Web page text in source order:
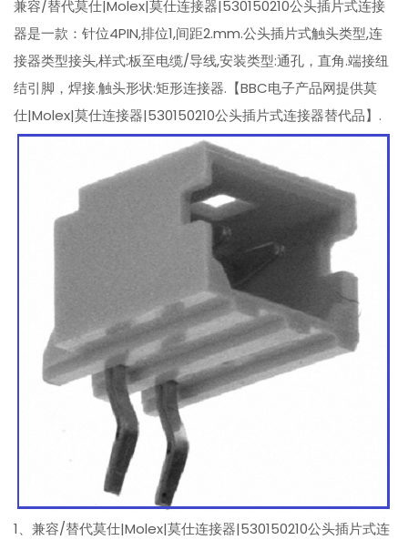
兼容/替代莫仕|Molex|莫仕连接器|530150210公头插片式连接
器是一款：针位4PIN,排位1,间距2.mm.公头插片式触头类型,连
接器类型接头,样式:板至电缆/导线,安装类型:通孔，直角.端接纽
结引脚，焊接.触头形状:矩形连接器.【BBC电子产品网提供莫
仕|Molex|莫仕连接器|530150210公头插片式连接器替代品】.
1、兼容/替代莫仕|Molex|莫仕连接器|530150210公头插片式连